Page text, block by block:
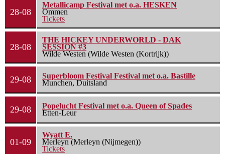
28-08
Metallicamp Festival met o.a. HESKEN
Ommen
Tickets
28-08
THE HICKEY UNDERWORLD - DAK
SESSION #3
Wilde Westen (Wilde Westen (Kortrijk))
29-08
Superbloom Festival Festival met o.a. Bastille
Munchen, Duitsland
29-08
Popelucht Festival met o.a. Queen of Spades
Etten-Leur
01-09
Wyatt E.
Merleyn (Merleyn (Nijmegen))
Tickets